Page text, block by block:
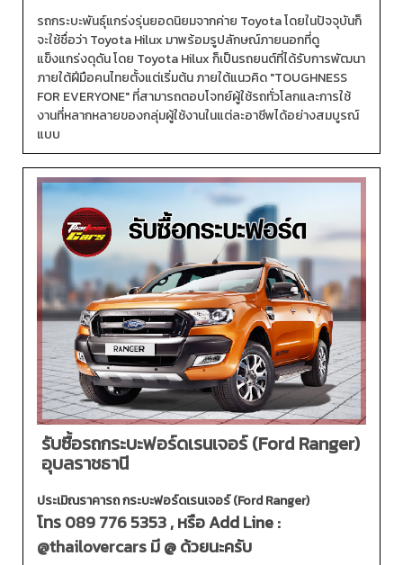
รถกระบะพันธุ์แกร่งรุ่นยอดนิยมจากค่าย Toyota โดยในปัจจุบันก็
จะใช้ชื่อว่า Toyota Hilux มาพร้อมรูปลักษณ์ภายนอกที่ดู
แข็งแกร่งดุดัน โดย Toyota Hilux ก็เป็นรถยนต์ที่ได้รับการพัฒนา
ภายใต้ฝีมือคนไทยตั้งแต่เริ่มต้น ภายใต้แนวคิด "TOUGHNESS
FOR EVERYONE" ที่สามารถตอบโจทย์ผู้ใช้รถทั่วโลกและการใช้
งานที่หลากหลายของกลุ่มผู้ใช้งานในแต่ละอาชีพได้อย่างสมบูรณ์
แบบ
รับซื้อรถกระบะฟอร์ดเรนเจอร์ (Ford Ranger)
อุบลราชธานี
ประเมิณราคารถ กระบะฟอร์ดเรนเจอร์ (Ford Ranger)
โทร089 776 5353, หรือ Add Line :
@thailovercarsมี @ ด้วยนะครับ